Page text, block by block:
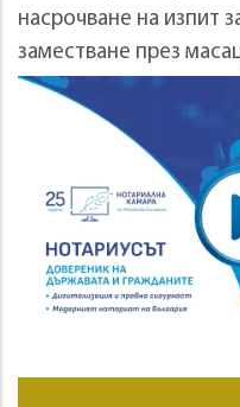
насрочване на изпит
заместване през